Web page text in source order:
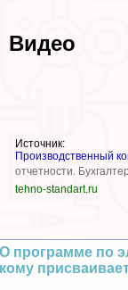
Источник:
Производственный
отчетности.
tehno-standart.ru
Видео
О программе по
кому